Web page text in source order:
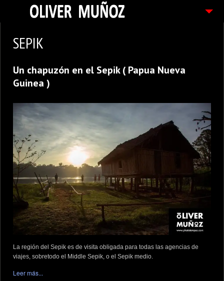
FOTOGRAFIAS
CONTACTO
PEDIDOS
SEPIK
Un chapuzón en el Sepik ( Papua Nueva
Guinea )
La región del Sepik es de visita obligada para todas las agencias de
viajes, sobretodo el Middle Sepik, o el Sepik medio.
Leer más...